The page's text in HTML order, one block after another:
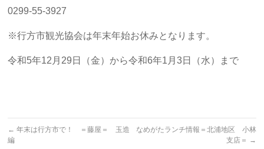
0299-55-3927
※行方市観光協会は年末年始お休みとなります。
令和5年12月29日（金）から令和6年1月3日（水）まで
← 年末は行方市で！ ＝藤屋＝ 玉造
編
なめがたランチ情報＝北浦地区 小林
支店＝ →